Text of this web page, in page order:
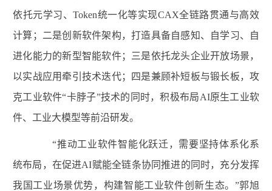
依托元学习、Token统一化等实现CAX全链路贯通与高效
计算；二是创新软件架构，打造具备自感知、自学习、自
进化能力的新型智能软件；三是依托龙头企业开放场景，
以实战应用牵引技术迭代；四是兼顾补短板与锻长板，攻
克工业软件“卡脖子”技术的同时，积极布局AI原生工业软
件、工业大模型等前沿研发。
“推动工业软件智能化跃迁，需要坚持体系化系
统布局，在促进AI赋能全链条协同推进的同时，充分发挥
我国工业场景优势，构建智能工业软件创新生态。”郭旭